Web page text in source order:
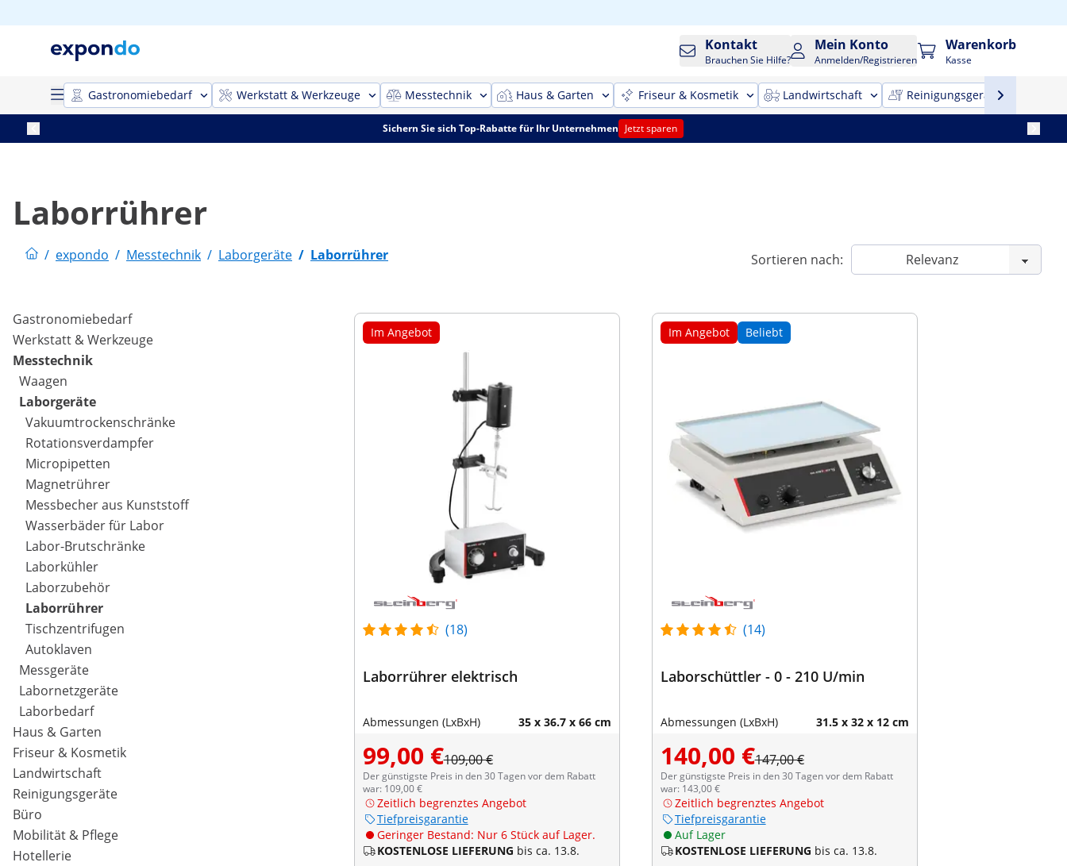
Kontakt
Brauchen Sie Hilfe?
Mein Konto
Anmelden/Registrieren
Warenkorb
Kasse
Gastronomiebedarf Werkstatt & Werkzeuge Messtechnik Haus & Garten Friseur & Kosmetik Landwirtschaft Reinigungsgeräte
Sichern Sie sich Top-Rabatte für Ihr Unternehmen Jetzt sparen
Laborrührer
/ expondo / Messtechnik / Laborgeräte / Laborrührer Sortieren nach:
Gastronomiebedarf
Werkstatt & Werkzeuge
Messtechnik
Waagen
Laborgeräte
Vakuumtrockenschränke
Rotationsverdampfer
Micropipetten
Magnetrührer
Messbecher aus Kunststoff
Wasserbäder für Labor
Labor-Brutschränke
Laborkühler
Laborzubehör
Laborrührer
Tischzentrifugen
Autoklaven
Messgeräte
Labornetzgeräte
Laborbedarf
Haus & Garten
Friseur & Kosmetik
Landwirtschaft
Reinigungsgeräte
Büro
Mobilität & Pflege
Hotellerie
Im Angebot
(18)
Laborrührer elektrisch
Abmessungen (LxBxH) 35 x 36.7 x 66 cm
99,00 €109,00 €
Der günstigste Preis in den 30 Tagen vor dem Rabatt
war: 109,00 €
Zeitlich begrenztes Angebot
Tiefpreisgarantie
Geringer Bestand: Nur 6 Stück auf Lager.
KOSTENLOSE LIEFERUNG bis ca. 13.8.
Im Angebot Beliebt
(14)
Laborschüttler - 0 - 210 U/min
Abmessungen (LxBxH) 31.5 x 32 x 12 cm
140,00 €147,00 €
Der günstigste Preis in den 30 Tagen vor dem Rabatt
war: 143,00 €
Zeitlich begrenztes Angebot
Tiefpreisgarantie
Auf Lager
KOSTENLOSE LIEFERUNG bis ca. 13.8.